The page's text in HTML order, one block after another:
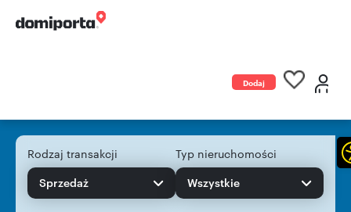
Dodaj
Rodzaj transakcji
Sprzedaż
Typ nieruchomości
Wszystkie